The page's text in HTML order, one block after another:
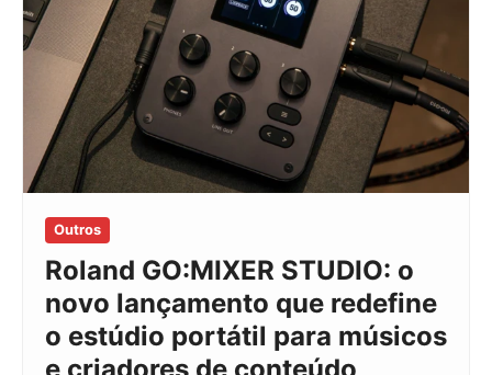
Outros
Roland GO:MIXER STUDIO: o
novo lançamento que redefine
o estúdio portátil para músicos